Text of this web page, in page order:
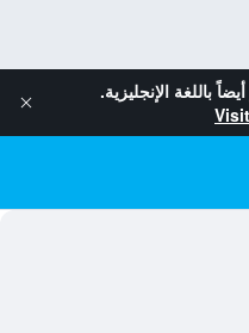
باللغة الإنجليزية.